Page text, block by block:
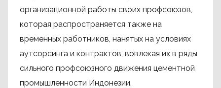
организационной работы своих профсоюзов,
которая распространяется также на
временных работников, нанятых на условиях
аутсорсинга и контрактов, вовлекая их в ряды
сильного профсоюзного движения цементной
промышленности Индонезии.